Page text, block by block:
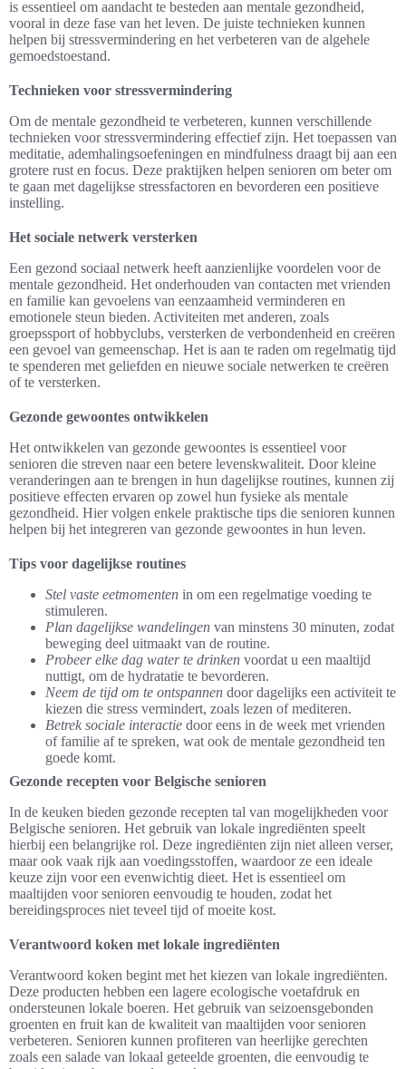
is essentieel om aandacht te besteden aan mentale gezondheid,
vooral in deze fase van het leven. De juiste technieken kunnen
helpen bij stressvermindering en het verbeteren van de algehele
gemoedstoestand.
Technieken voor stressvermindering
Om de mentale gezondheid te verbeteren, kunnen verschillende
technieken voor stressvermindering effectief zijn. Het toepassen van
meditatie, ademhalingsoefeningen en mindfulness draagt bij aan een
grotere rust en focus. Deze praktijken helpen senioren om beter om
te gaan met dagelijkse stressfactoren en bevorderen een positieve
instelling.
Het sociale netwerk versterken
Een gezond sociaal netwerk heeft aanzienlijke voordelen voor de
mentale gezondheid. Het onderhouden van contacten met vrienden
en familie kan gevoelens van eenzaamheid verminderen en
emotionele steun bieden. Activiteiten met anderen, zoals
groepssport of hobbyclubs, versterken de verbondenheid en creëren
een gevoel van gemeenschap. Het is aan te raden om regelmatig tijd
te spenderen met geliefden en nieuwe sociale netwerken te creëren
of te versterken.
Gezonde gewoontes ontwikkelen
Het ontwikkelen van gezonde gewoontes is essentieel voor
senioren die streven naar een betere levenskwaliteit. Door kleine
veranderingen aan te brengen in hun dagelijkse routines, kunnen zij
positieve effecten ervaren op zowel hun fysieke als mentale
gezondheid. Hier volgen enkele praktische tips die senioren kunnen
helpen bij het integreren van gezonde gewoontes in hun leven.
Tips voor dagelijkse routines
Stel vaste eetmomenten in om een regelmatige voeding te
stimuleren.
Plan dagelijkse wandelingen van minstens 30 minuten, zodat
beweging deel uitmaakt van de routine.
Probeer elke dag water te drinken voordat u een maaltijd
nuttigt, om de hydratatie te bevorderen.
Neem de tijd om te ontspannen door dagelijks een activiteit te
kiezen die stress vermindert, zoals lezen of mediteren.
Betrek sociale interactie door eens in de week met vrienden
of familie af te spreken, wat ook de mentale gezondheid ten
goede komt.
Gezonde recepten voor Belgische senioren
In de keuken bieden gezonde recepten tal van mogelijkheden voor
Belgische senioren. Het gebruik van lokale ingrediënten speelt
hierbij een belangrijke rol. Deze ingrediënten zijn niet alleen verser,
maar ook vaak rijk aan voedingsstoffen, waardoor ze een ideale
keuze zijn voor een evenwichtig dieet. Het is essentieel om
maaltijden voor senioren eenvoudig te houden, zodat het
bereidingsproces niet teveel tijd of moeite kost.
Verantwoord koken met lokale ingrediënten
Verantwoord koken begint met het kiezen van lokale ingrediënten.
Deze producten hebben een lagere ecologische voetafdruk en
ondersteunen lokale boeren. Het gebruik van seizoensgebonden
groenten en fruit kan de kwaliteit van maaltijden voor senioren
verbeteren. Senioren kunnen profiteren van heerlijke gerechten
zoals een salade van lokaal geteelde groenten, die eenvoudig te